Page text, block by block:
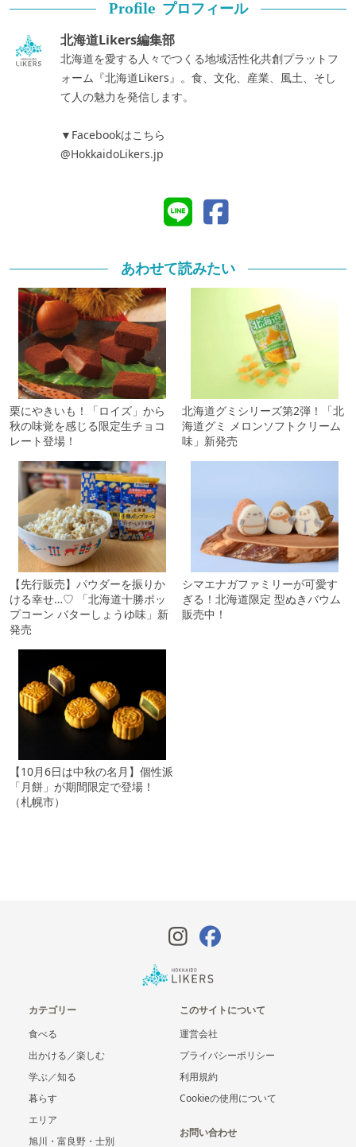
Profile プロフィール
北海道Likers編集部
北海道を愛する人々でつくる地域活性化共創プラットフ
ォーム『北海道Likers』。食、文化、産業、風土、そし
て人の魅力を発信します。
▼Facebookはこちら
@HokkaidoLikers.jp
あわせて読みたい
栗にやきいも！「ロイズ」から
秋の味覚を感じる限定生チョコ
レート登場！
北海道グミシリーズ第2弾！「北
海道グミ メロンソフトクリーム
味」新発売
【先行販売】パウダーを振りか
ける幸せ…♡ 「北海道十勝ポッ
プコーン バターしょうゆ味」新
発売
シマエナガファミリーが可愛す
ぎる！北海道限定 型ぬきバウム
販売中！
【10月6日は中秋の名月】個性派
「月餅」が期間限定で登場！
（札幌市）
カテゴリー
食べる
出かける／楽しむ
学ぶ／知る
暮らす
エリア
旭川・富良野・士別
このサイトについて
運営会社
プライバシーポリシー
利用規約
Cookieの使用について
お問い合わせ